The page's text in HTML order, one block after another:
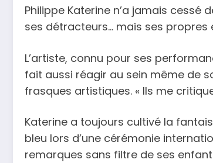
Philippe Katerine n’a jamais
ses détracteurs… mais ses propres
L’artiste, connu pour ses
fait aussi réagir au sein même de
frasques artistiques. « Ils me
Katerine a toujours cultivé la
bleu lors d’une cérémonie
remarques sans filtre de ses